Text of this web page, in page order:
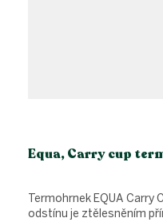
Equa, Carry cup
Termohrnek EQUA Carry
odstínu je ztělesněním